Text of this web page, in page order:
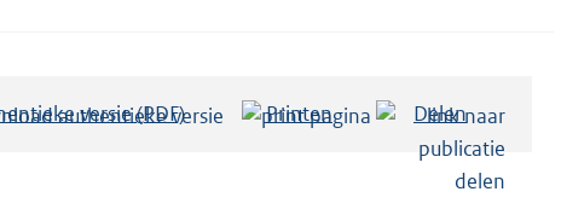
versie (PDF)b
Printen Delen